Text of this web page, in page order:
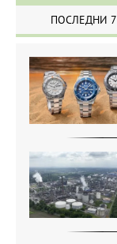
ПОСЛЕДНИ